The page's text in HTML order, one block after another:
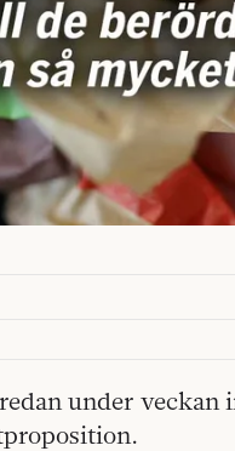
under veckan